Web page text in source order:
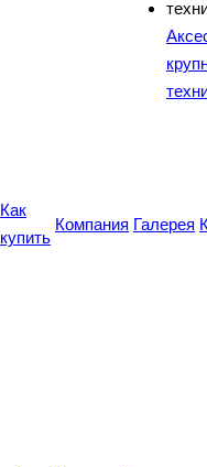
Как
купить
Компания Галерея